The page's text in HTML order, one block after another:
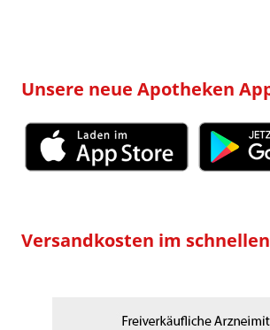
Unsere neue Apotheken
Versandkosten im